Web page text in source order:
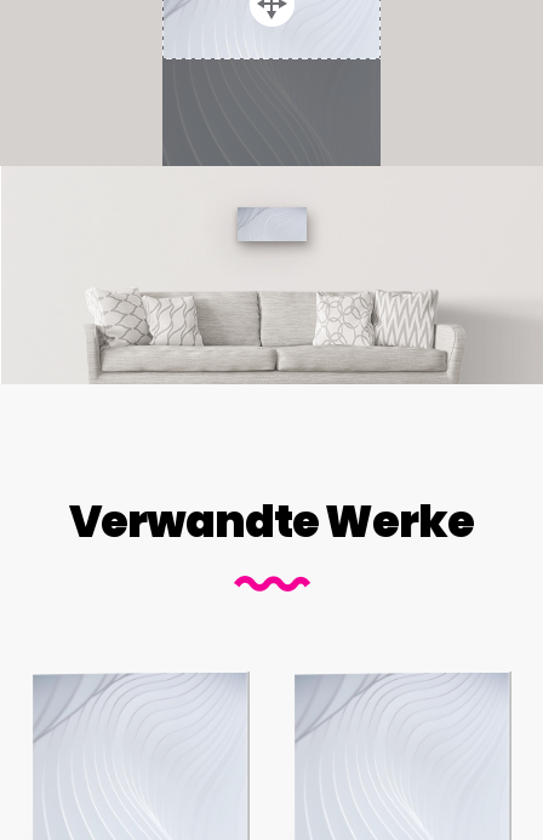
Verwandte Werke